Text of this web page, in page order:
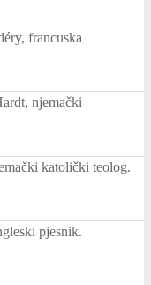
francuska
njemački
katolički teolog.
pjesnik.